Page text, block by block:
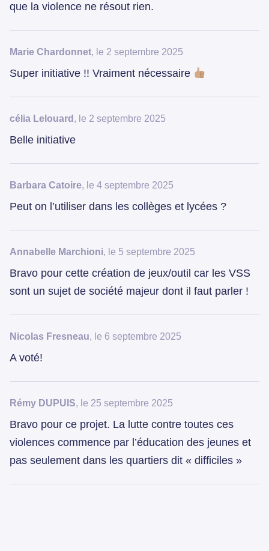
que la violence ne résout rien.
Marie Chardonnet, le 2 septembre 2025
Super initiative !! Vraiment nécessaire
célia Lelouard , le 2 septembre 2025
Belle initiative
Barbara Catoire, le 4 septembre 2025
Peut on l’utiliser dans les collèges et lycées ?
Annabelle Marchioni, le 5 septembre 2025
Bravo pour cette création de jeux/outil car les VSS
sont un sujet de société majeur dont il faut parler !
Nicolas Fresneau, le 6 septembre 2025
A voté!
Rémy DUPUIS, le 25 septembre 2025
Bravo pour ce projet. La lutte contre toutes ces
violences commence par l’éducation des jeunes et
pas seulement dans les quartiers dit « difficiles »